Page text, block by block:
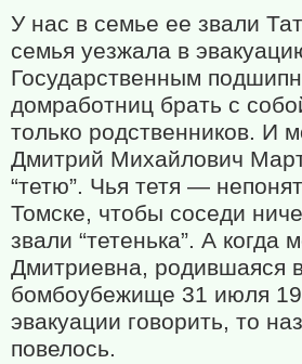
У нас в семье ее звали
семья уезжала в
Государственным
домработниц брать с
только родственников. И
Дмитрий Михайлович
“тетю”. Чья тетя —
Томске, чтобы соседи
звали “тетенька”. А
Дмитриевна, родившаяся
бомбоубежище 31 июля
эвакуации говорить, то
повелось.